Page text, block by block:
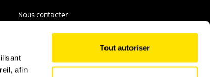
afin
Tout autoriser
Nous contacter
Espace presse
Conditions générales d'utilisation